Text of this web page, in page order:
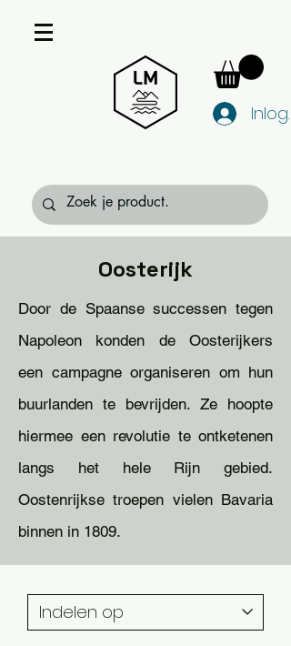
Oosterijk
Door de Spaanse successen tegen
Napoleon konden de Oosterijkers
een campagne organiseren om hun
buurlanden te bevrijden. Ze hoopte
hiermee een revolutie te ontketenen
langs het hele Rijn gebied.
Oostenrijkse troepen vielen Bavaria
binnen in 1809.